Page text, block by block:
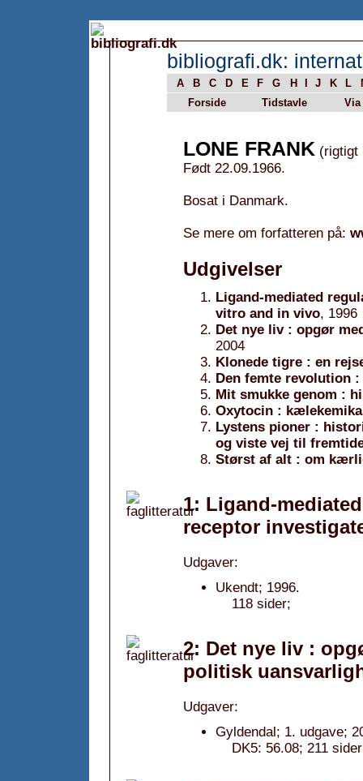
bibliografi.dk:
A B C D E F G H J K L
Forside
Tidstavle Via
LONE FRANK (rigtigt
Født 22.09.1966.
Bosat i Danmark.
Se mere om forfatteren på:
Udgivelser
Ligand-mediated
vitro and in vivo, 1996
Det nye liv : opgør
2004
Klonede tigre : en
Den femte revolution
Mit smukke genom :
Oxytocin :
Lystens pioner :
og viste vej til
Størst af alt : om
1: Ligand-
receptor
Udgaver:
Ukendt; 1996.
118 sider;
2: Det nye liv :
politisk
Udgaver:
Gyldendal; 1. udgave;
DK5: 56.08; 211